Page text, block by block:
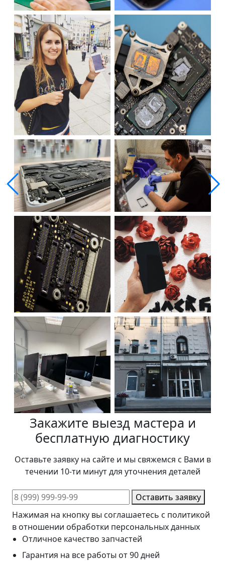
Закажите выезд мастера и
бесплатную диагностику
Оставьте заявку на сайте и мы свяжемся с Вами в
течении 10-ти минут для уточнения деталей
Оставить заявку
Нажимая на кнопку вы соглашаетесь с политикой
в отношении обработки персональных данных
Отличное качество запчастей
Гарантия на все работы от 90 дней